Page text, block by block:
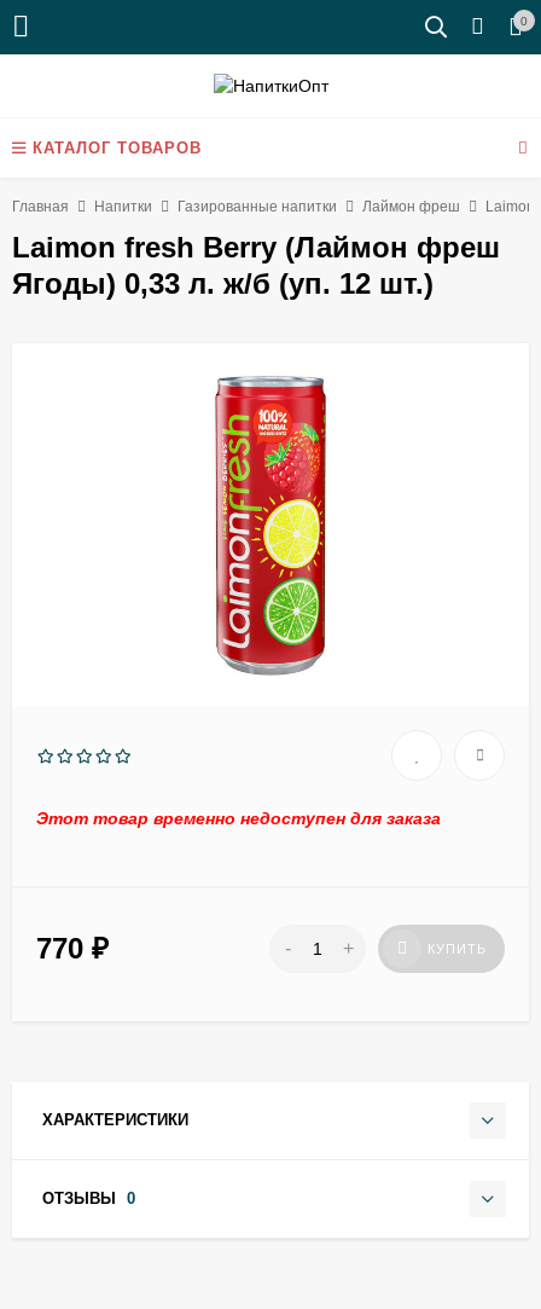
0
КАТАЛОГ ТОВАРОВ
Главная Напитки Газированные напитки Лаймон фреш Laimon
Laimon fresh Berry (Лаймон фреш
Ягоды) 0,33 л. ж/б (уп. 12 шт.)
Этот товар временно недоступен для заказа
770 ₽ - + КУПИТЬ
ХАРАКТЕРИСТИКИ
ОТЗЫВЫ 0